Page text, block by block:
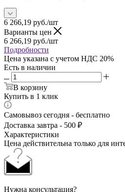
6 266,19 руб./шт
Варианты цен
6 266,19 руб./шт
Подробности
Цена указана с учетом НДС 20%
Есть в наличии
В корзину
Купить в 1 клик
Самовывоз сегодня - бесплатно
Доставка завтра - 500 ₽
Характеристики
Цена действительна только для
Нужна консультация?